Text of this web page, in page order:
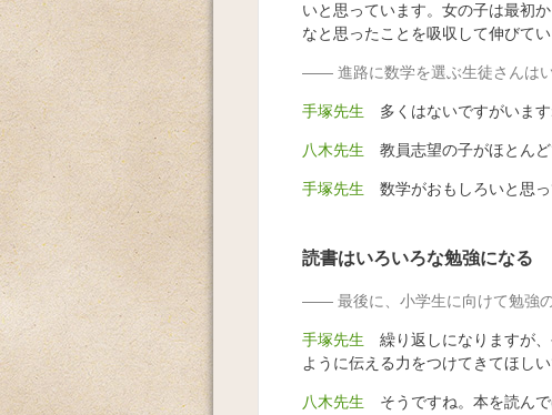
いと思っています。女の子は最初
なと思ったことを吸収して伸びて
進路に数学を選ぶ生徒さんは
手塚先生 多くはないですがいます
八木先生 教員志望の子がほとんど
手塚先生 数学がおもしろいと思っ
読書はいろいろな勉強になる
最後に、小学生に向けて勉強
手塚先生 繰り返しになりますが
ように伝える力をつけてきてほし
八木先生 そうですね。本を読ん